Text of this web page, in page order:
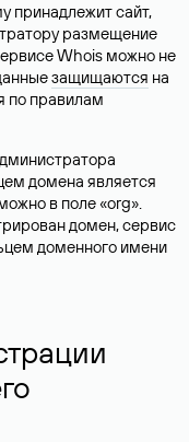
принадлежит сайт,
размещение
Whois можно не
защищаются на
по правилам
домена является
в поле «org».
домен, сервис
доменного имени